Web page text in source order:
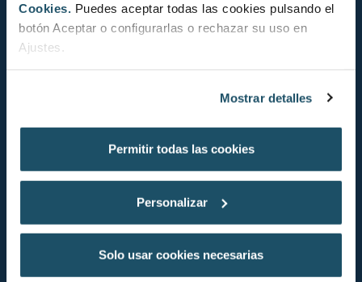
Cookies.
Puedes aceptar todas las cookies pulsando el
botón Aceptar o configurarlas o rechazar su uso en
Ajustes.
Mostrar detalles
Permitir todas las cookies
Personalizar
Solo usar cookies necesarias
Politique de cookies
Politique de Confidentialité de Données
Conditions générales de vente
Système d’information interne
Suivez-nous à